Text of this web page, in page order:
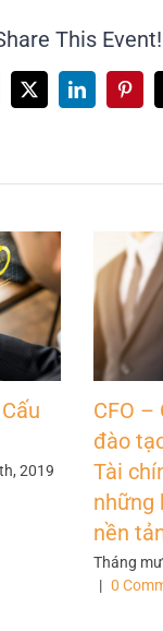
This Event!
X LinkedIn
2019
CFO –
đào
Tài
những
nền
Tháng
| 0